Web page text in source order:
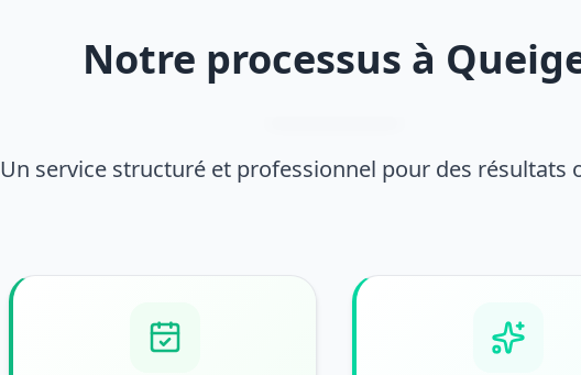
Notre processus à
Un service structuré et professionnel pour des résultats